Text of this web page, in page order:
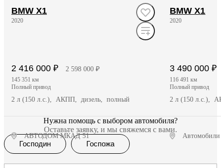
BMW X1
2020
2 416 000 ₽ 2 598 000 ₽
145 351 км
полный привод
2 л (150 л.с.), АКПП, дизель, полный
АВТОДОМ МКАД 51
Получить предложение
BMW X1
2020
3 490 000 ₽
116 491 км
полный привод
2 л (150 л.с.),
Нужна помощь с выбором автомобиля?
Оставьте заявку, и мы свяжемся с вами.
Господин
Госпожа